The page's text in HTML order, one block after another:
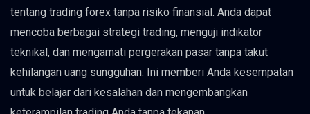
tentang trading forex tanpa risiko finansial. Anda dapat
mencoba berbagai strategi trading, menguji indikator
teknikal, dan mengamati pergerakan pasar tanpa takut
kehilangan uang sungguhan. Ini memberi Anda kesempatan
untuk belajar dari kesalahan dan mengembangkan